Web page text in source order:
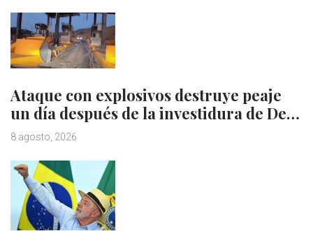
Ataque con explosivos destruye peaje
un día después de la investidura de De…
8 agosto, 2026